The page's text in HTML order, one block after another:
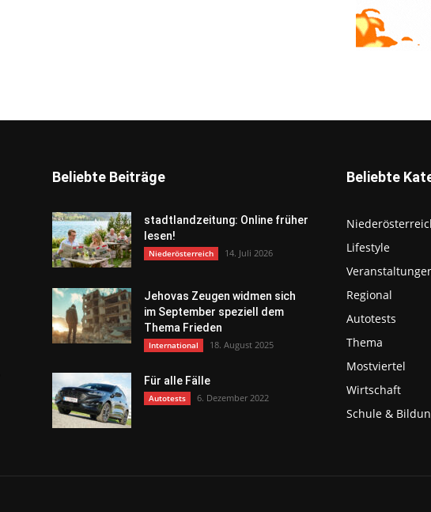
Beliebte Beiträge
stadtlandzeitung: Online früher
lesen!
Niederösterreich 14. Juli 2026
Jehovas Zeugen widmen sich
im September speziell dem
Thema Frieden
International 18. August 2025
Für alle Fälle
Autotests 6. Dezember 2022
Beliebte
Lifestyle
Regional
Autotests
Thema
Mostviertel
Wirtschaft
Schule &